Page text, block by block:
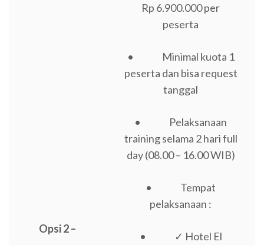
Opsi 2 –
Rp 6.900.000 per
peserta
• Minimal kuota 1
peserta dan bisa request
tanggal
• Pelaksanaan
training selama 2 hari full
day (08.00 – 16.00 WIB)
• Tempat
pelaksanaan :
• ✓ Hotel El